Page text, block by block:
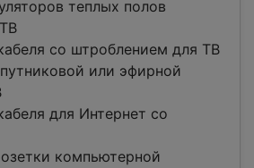
теплых полов
со штроблением для ТВ
или эфирной
для Интернет со
компьютерной